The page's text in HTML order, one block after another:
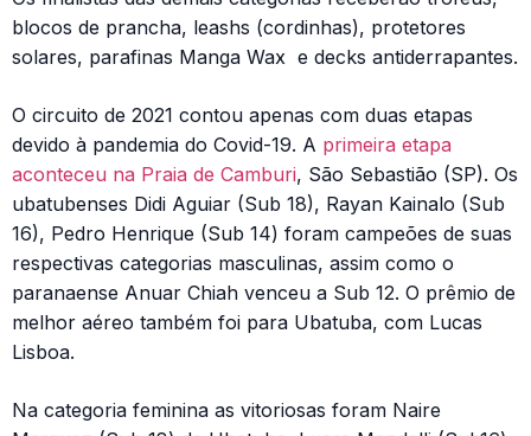
blocos de prancha, leashs (cordinhas), protetores
solares, parafinas Manga Wax e decks antiderrapantes.
O circuito de 2021 contou apenas com duas etapas
devido à pandemia do Covid-19. A primeira etapa
aconteceu na Praia de Camburi, São Sebastião (SP). Os
ubatubenses Didi Aguiar (Sub 18), Rayan Kainalo (Sub
16), Pedro Henrique (Sub 14) foram campeões de suas
respectivas categorias masculinas, assim como o
paranaense Anuar Chiah venceu a Sub 12. O prêmio de
melhor aéreo também foi para Ubatuba, com Lucas
Lisboa.
Na categoria feminina as vitoriosas foram Naire